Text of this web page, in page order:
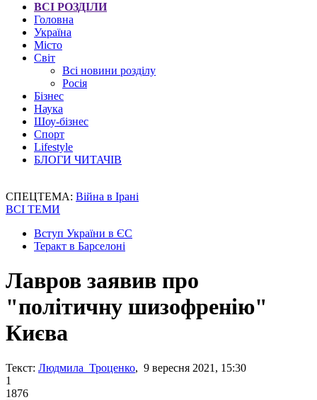
ВСІ РОЗДІЛИ
Головна
Україна
Місто
Світ
Всі новини розділу
Росія
Бізнес
Наука
Шоу-бізнес
Спорт
Lifestyle
БЛОГИ ЧИТАЧІВ
СПЕЦТЕМА: Війна в Ірані
ВСІ ТЕМИ
Вступ України в ЄС
Теракт в Барселоні
Лавров заявив про
"політичну шизофренію"
Києва
Текст: Людмила Троценко, 9 вересня 2021, 15:30
1
1876